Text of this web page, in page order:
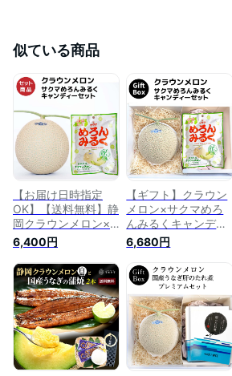
似ている商品
【お届け日時指定
OK】【送料無料】静
岡クラウンメロン×
サクマめろんみるく
キャンディーセット
(クラウンメロン白等
級 1玉 (静岡県産) サ
クマめろんみるくキ
ャンディー×1)
6,400円
【ギフト】クラウン
メロン×サクマめろ
んみるくキャンディ
ーセット(クラウンメ
ロン白等級1玉×サク
マめろんみるくキャ
ンディー×1) お中元
内祝い 贈りもの 静
岡クラウンメロン み
るくキャンディー あ
め 飴 メロン お見舞
い フルーツ 贈答 お
祝い プレゼント
6,680円